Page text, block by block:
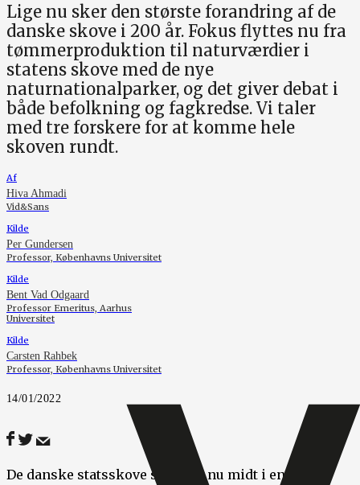
Lige nu sker den største forandring af de
danske skove i 200 år. Fokus flyttes nu fra
tømmerproduktion til naturværdier i
statens skove med de nye
naturnationalparker, og det giver debat i
både befolkning og fagkredse. Vi taler
med tre forskere for at komme hele
skoven rundt.
Af
Hiva Ahmadi
Vid&Sans
Kilde
Per Gundersen
Professor, Københavns Universitet
Kilde
Bent Vad Odgaard
Professor Emeritus, Aarhus
Universitet
Kilde
Carsten Rahbek
Professor, Københavns Universitet
14/01/2022
De danske statsskove står lige nu midt i en af de